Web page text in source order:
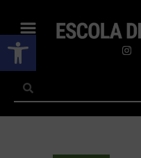
Abrir a barra